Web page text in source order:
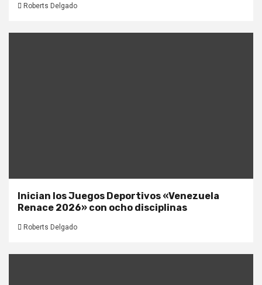
Roberts Delgado
Inician los Juegos Deportivos «Venezuela
Renace 2026» con ocho disciplinas
Roberts Delgado